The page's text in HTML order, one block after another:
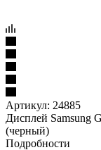
Артикул: 24885
Дисплей Samsung
(черный)
Подробности